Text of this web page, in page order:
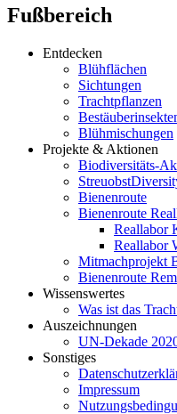
Fußbereich
Entdecken
Blühflächen
Sichtungen
Trachtpflanzen
Blühmischungen
Projekte & Aktionen
Biodiversitäts-
Bienenroute
Bienenroute
Reallabor
Reallabor
Mitmachprojekt
Bienenroute
Wissenswertes
Was ist das
Auszeichnungen
UN-Dekade
Sonstiges
Impressum